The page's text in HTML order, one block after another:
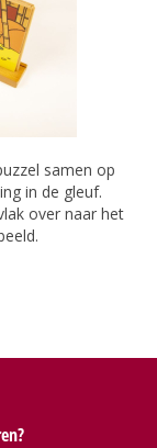
samen op
in de gleuf.
over naar het